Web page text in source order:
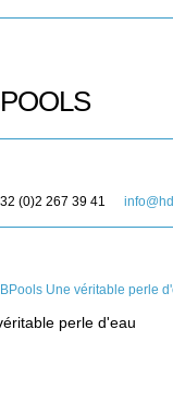
(0)2 267 39 41
perle d'eau